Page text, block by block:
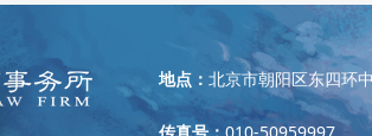
地点： 北京市朝阳区东四环